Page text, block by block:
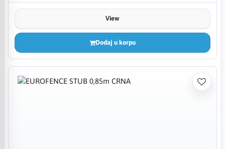
View
Dodaj u korpu